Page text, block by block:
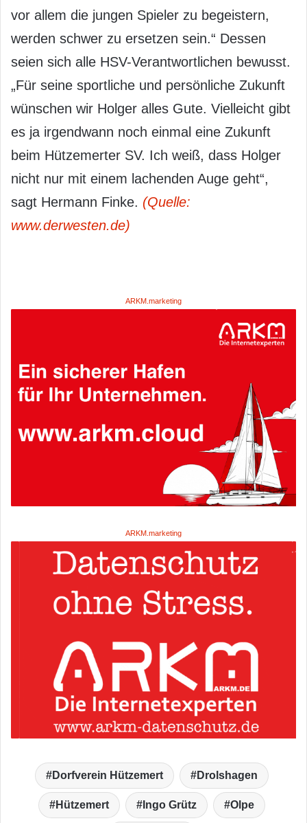
vor allem die jungen Spieler zu begeistern,
werden schwer zu ersetzen sein.“ Dessen
seien sich alle HSV-Verantwortlichen bewusst.
„Für seine sportliche und persönliche Zukunft
wünschen wir Holger alles Gute. Vielleicht gibt
es ja irgendwann noch einmal eine Zukunft
beim Hützemerter SV. Ich weiß, dass Holger
nicht nur mit einem lachenden Auge geht“,
sagt Hermann Finke. (Quelle:
www.derwesten.de)
ARKM.marketing
ARKM.marketing
Dorfverein Hützemert Drolshagen
Hützemert Ingo Grütz Olpe